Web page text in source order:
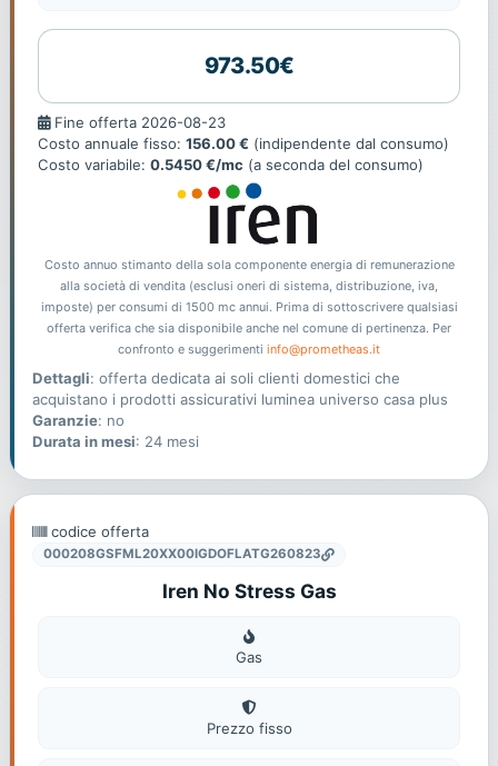
973.50€
Fine
offerta
Fine offerta 2026-08-23
Costo annuale fisso: 156.00 € (indipendente dal consumo)
Costo variabile: 0.5450 €/mc (a seconda del consumo)
Costo annuo stimanto della sola componente energia di remunerazione
alla società di vendita (esclusi oneri di sistema, distribuzione, iva,
imposte) per consumi di 1500 mc annui. Prima di sottoscrivere qualsiasi
offerta verifica che sia disponibile anche nel comune di pertinenza. Per
confronto e suggerimenti info@prometheas.it
Dettagli: offerta dedicata ai soli clienti domestici che
acquistano i prodotti assicurativi luminea universo casa plus
Garanzie: no
Durata in mesi: 24 mesi
codice offerta
000208GSFML20XX00IGDOFLATG260823
Iren No Stress Gas
Gas
Gas
Prezzo fisso